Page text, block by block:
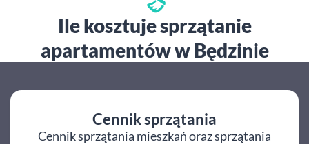
Ile kosztuje sprzątanie
apartamentów w Będzinie
Cennik sprzątania
Cennik sprzątania mieszkań oraz sprzątania